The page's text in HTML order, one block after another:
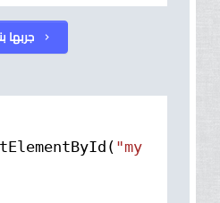
جربها chevron_right
( "my